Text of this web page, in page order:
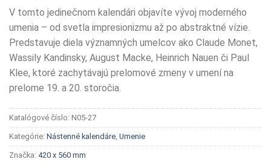
V tomto jedinečnom kalendári objavíte vývoj moderného
umenia – od svetla impresionizmu až po abstraktné vízie.
Predstavuje diela významných umelcov ako Claude Monet,
Wassily Kandinsky, August Macke, Heinrich Nauen či Paul
Klee, ktoré zachytávajú prelomové zmeny v umení na
prelome 19. a 20. storočia.
Katalógové číslo: N05-27
Kategórie: Nástenné kalendáre Umenie
Značka: 420 x 560 mm